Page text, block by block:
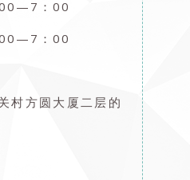
：00
：00
村方圆大厦二层的